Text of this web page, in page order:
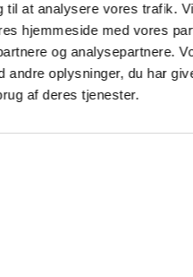
til at analysere vores trafik.
hjemmeside med vores
og analysepartnere.
andre oplysninger, du har
af deres tjenester.
SE ALLE